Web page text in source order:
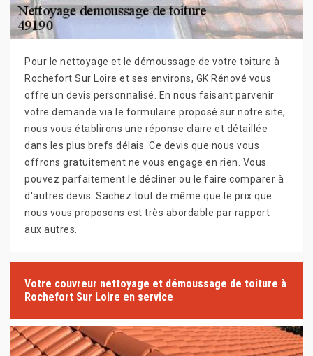
Pour le nettoyage et le démoussage de votre toiture à
Rochefort Sur Loire et ses environs, GK Rénové vous
offre un devis personnalisé. En nous faisant parvenir
votre demande via le formulaire proposé sur notre site,
nous vous établirons une réponse claire et détaillée
dans les plus brefs délais. Ce devis que nous vous
offrons gratuitement ne vous engage en rien. Vous
pouvez parfaitement le décliner ou le faire comparer à
d'autres devis. Sachez tout de même que le prix que
nous vous proposons est très abordable par rapport
aux autres.
Votre couvreur nettoyage et démoussage de toiture à
Rochefort Sur Loire en service